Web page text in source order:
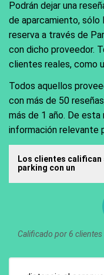
Podrán dejar una
de aparcamiento, sólo
reserva a través de
con dicho proveedor.
clientes reales, como
Todos aquellos
con más de 50
más de 1 año. De esta
información relevante
Los clientes
parking con un
Calificado por 6 clientes